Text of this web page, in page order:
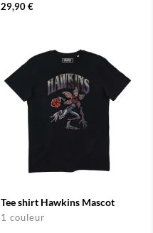
29,90 €
Tee shirt Hawkins Mascot
1 couleur